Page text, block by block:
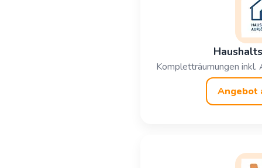
Kompletträumungen
Angebot